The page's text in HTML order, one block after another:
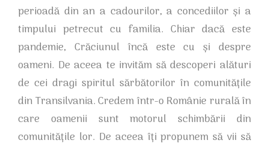
perioadă din an a cadourilor, a concediilor și a
timpului petrecut cu familia. Chiar dacă este
pandemie, Crăciunul încă este cu și despre
oameni. De aceea te invităm să descoperi alături
de cei dragi spiritul sărbătorilor în comunitățile
din Transilvania. Credem într-o Românie rurală în
care oamenii sunt motorul schimbării din
comunitățile lor. De aceea îți propunem să vii să